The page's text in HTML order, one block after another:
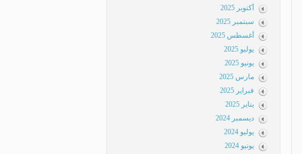
أكتوبر 2025
سبتمبر 2025
أغسطس 2025
يوليو 2025
يونيو 2025
مارس 2025
فبراير 2025
يناير 2025
ديسمبر 2024
يوليو 2024
يونيو 2024